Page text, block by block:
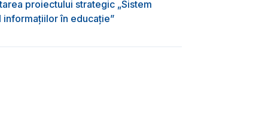
proiectului strategic „Sistem
în educație”